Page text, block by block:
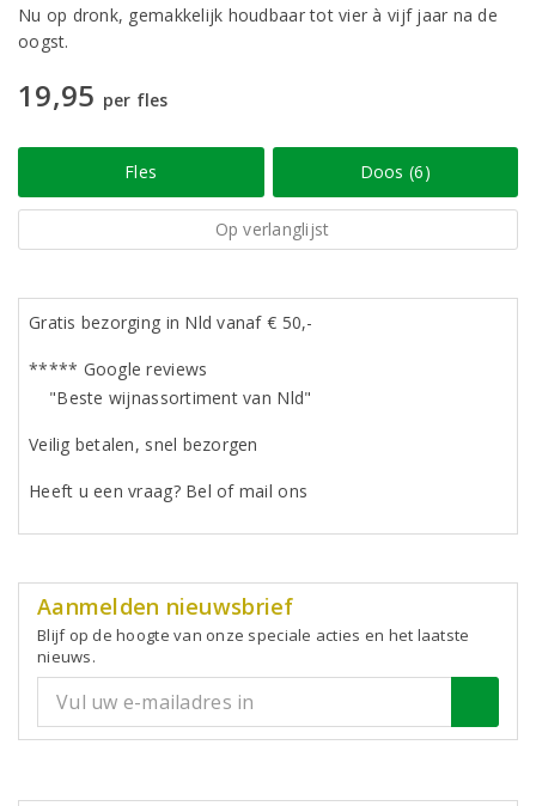
Nu op dronk, gemakkelijk houdbaar tot vier à vijf jaar na de
oogst.
19,95 per fles
Fles Doos (6)
Op verlanglijst
Gratis bezorging in Nld vanaf € 50,-
***** Google reviews
"Beste wijnassortiment van Nld"
Veilig betalen, snel bezorgen
Heeft u een vraag? Bel of mail ons
Aanmelden nieuwsbrief
Blijf op de hoogte van onze speciale acties en het laatste
nieuws.